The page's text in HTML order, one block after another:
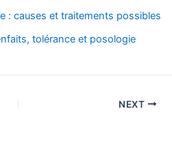
: causes et traitements possibles
tolérance et posologie
NEXT